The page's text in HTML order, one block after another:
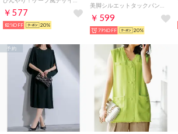
￥577
82%OFF 20%
￥599
79%OFF 20%
予約